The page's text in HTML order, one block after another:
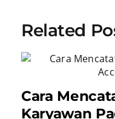
Related
Cara
Karyawan